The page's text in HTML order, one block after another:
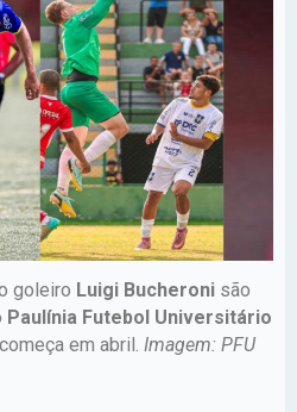
goleiro Luigi Bucheronisão
Paulínia Futebol Universitário
em abril. Imagem: PFU